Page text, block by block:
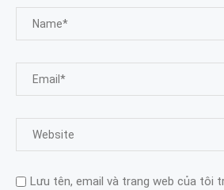
Lưu tên, email và trang web của tôi